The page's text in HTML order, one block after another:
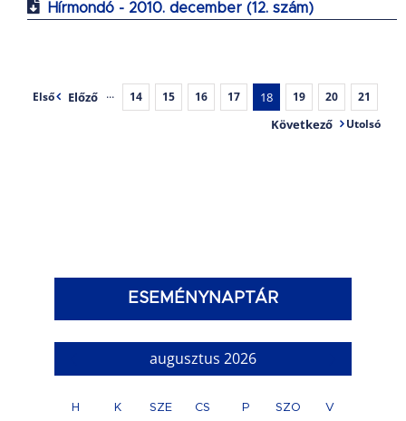
Hírmondó - 2010. december (12. szám)
Első Előző ··· 14 15 16 17 18 19 20 21
Következő Utolsó
ESEMÉNYNAPTÁR
augusztus 2026
H K SZE CS P SZO V